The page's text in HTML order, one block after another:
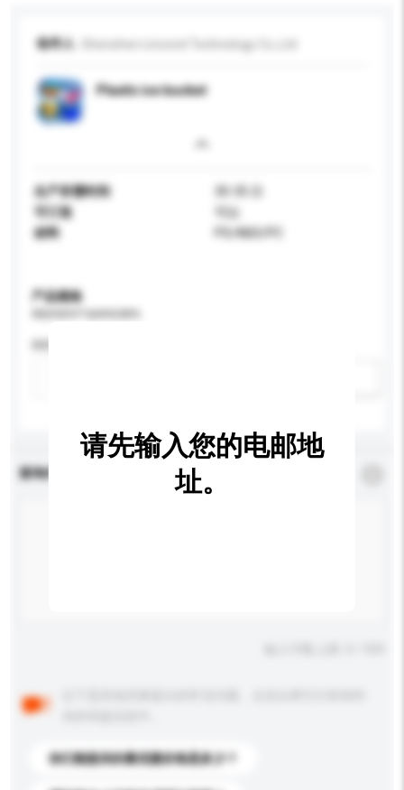
收件人
Plastic ice bucket
生产所需时间
30-35 日
可订造
可以
材料
PS/ABS/PC
产品规格
查询内容
你们能提供的最优惠价格是多少？
请先输入您的电邮地
址。